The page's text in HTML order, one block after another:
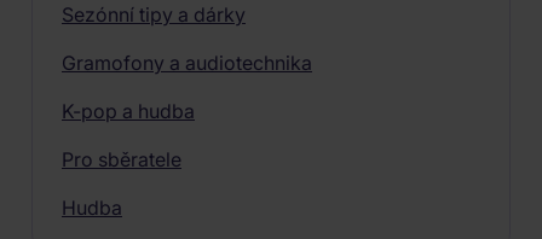
Sezónní tipy a dárky
Gramofony a audiotechnika
K-pop a hudba
Pro sběratele
Hudba